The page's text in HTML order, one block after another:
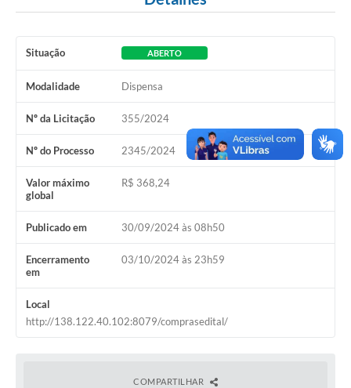
Situação ABERTO
Modalidade Dispensa
Nº da Licitação 355/2024
Nº do Processo 2345/2024
Valor máximo
global
R$ 368,24
Publicado em 30/09/2024 às 08h50
Encerramento
em
03/10/2024 às 23h59
Local
http://138.122.40.102:8079/comprasedital/
COMPARTILHAR